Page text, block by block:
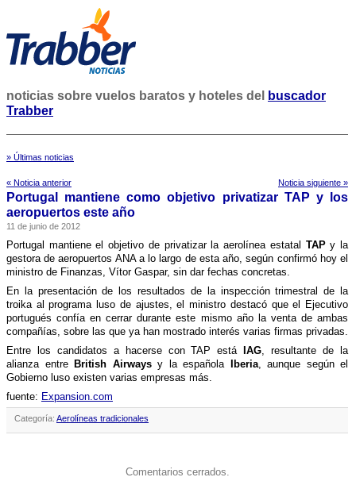
noticias sobre vuelos baratos y hoteles del
buscador
Trabber
» Últimas noticias
« Noticia anterior Noticia siguiente »
Portugal mantiene como objetivo privatizar TAP y los
aeropuertos este año
11 de junio de 2012
Portugal mantiene el objetivo de privatizar la aerolí­nea estatal TAPy la
gestora de aeropuertos ANA a lo largo de esta año, según confirmó hoy el
ministro de Finanzas, Ví­tor Gaspar, sin dar fechas concretas.
En la presentación de los resultados de la inspección trimestral de la
troika al programa luso de ajustes, el ministro destacó que el Ejecutivo
portugués confí­a en cerrar durante este mismo año la venta de ambas
compañí­as, sobre las que ya han mostrado interés varias firmas privadas.
Entre los candidatos a hacerse con TAP está
IAG, resultante de la
alianza entre British Airwaysy la española Iberia, aunque según el
Gobierno luso existen varias empresas más.
fuente: Expansion.com
Categoría: Aerolíneas tradicionales
Comentarios cerrados.